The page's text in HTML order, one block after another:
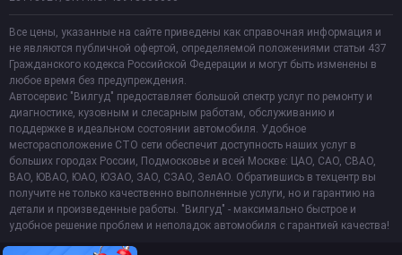
Все цены, указанные на сайте приведены как справочная информация и
не являются публичной офертой, определяемой положениями статьи 437
Гражданского кодекса Российской Федерации и могут быть изменены в
любое время без предупреждения.
Автосервис "Вилгуд" предоставляет большой спектр услуг по ремонту и
диагностике, кузовным и слесарным работам, обслуживанию и
поддержке в идеальном состоянии автомобиля. Удобное
месторасположение СТО сети обеспечит доступность наших услуг в
больших городах России, Подмосковье и всей Москве: ЦАО, САО, СВАО,
ВАО, ЮВАО, ЮАО, ЮЗАО, ЗАО, СЗАО, ЗелАО. Обратившись в техцентр вы
получите не только качественно выполненные услуги, но и гарантию на
детали и произведенные работы. "Вилгуд" - максимально быстрое и
удобное решение проблем и неполадок автомобиля с гарантией качества!